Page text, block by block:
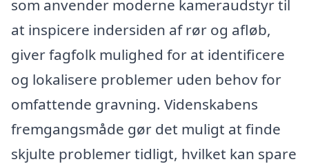
som anvender moderne kameraudstyr til
at inspicere indersiden af rør og afløb,
giver fagfolk mulighed for at identificere
og lokalisere problemer uden behov for
omfattende gravning. Videnskabens
fremgangsmåde gør det muligt at finde
skjulte problemer tidligt, hvilket kan spare